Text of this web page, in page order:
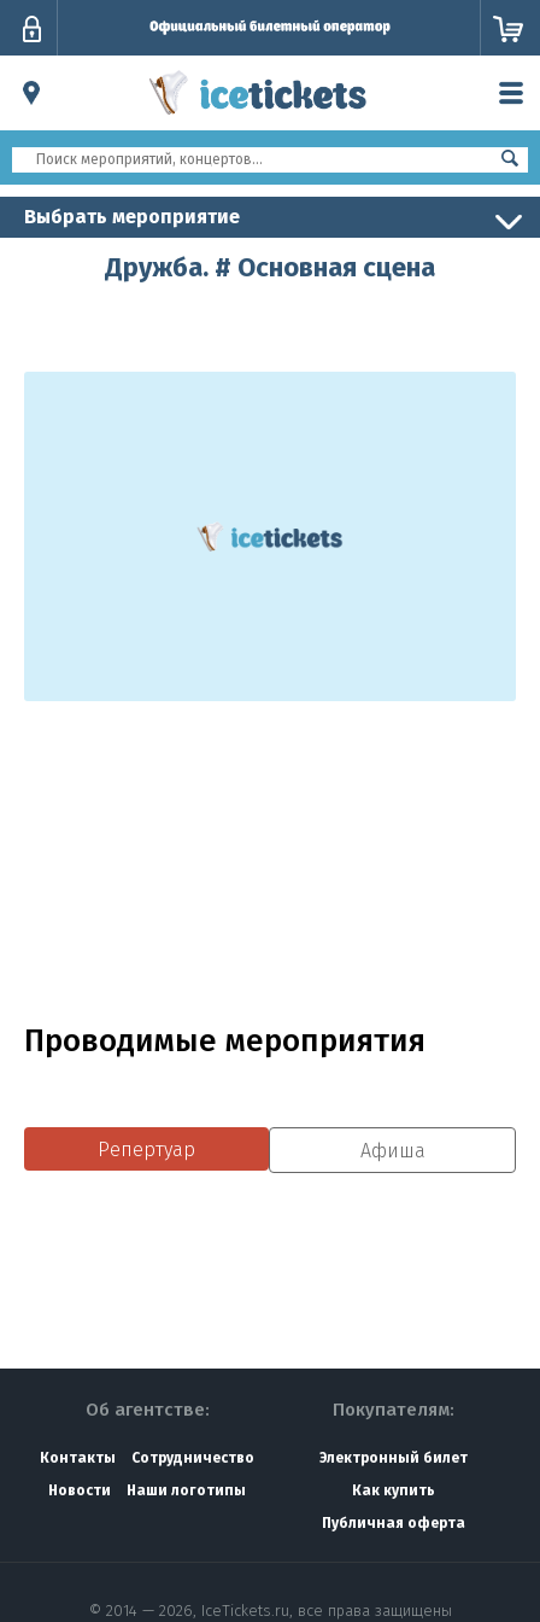
Выбрать мероприятие
Дружба. # Основная сцена
Проводимые мероприятия
Репертуар Афиша
Об агентстве:
Контакты
Сотрудничество
Новости
Наши логотипы
Покупателям:
Электронный билет
Как купить
Публичная оферта
© 2014 — 2026, IceTickets.ru, все права защищены